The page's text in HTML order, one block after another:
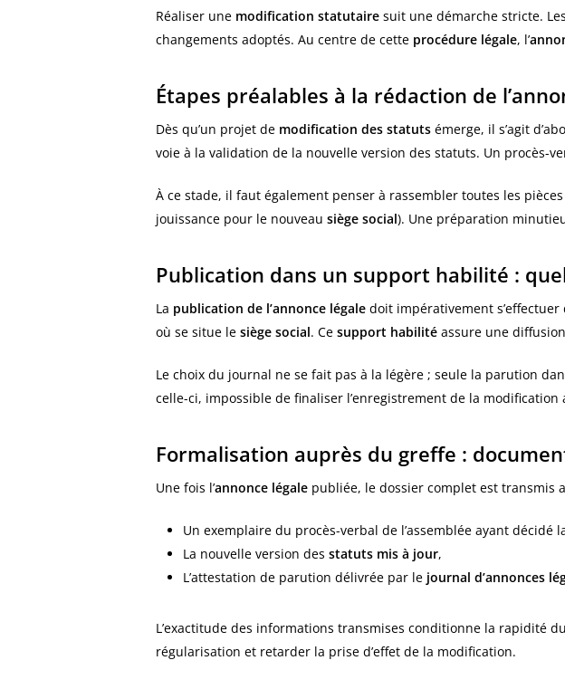
Réaliser une modification statutaire suit une démarche stricte.
changements adoptés. Au centre de cette procédure légale, l’
Étapes préalables à la rédaction de
Dès qu’un projet de modification des statuts émerge, il s’agit
voie à la validation de la nouvelle version des statuts. Un procès-
À ce stade, il faut également penser à rassembler toutes les
jouissance pour le nouveau siège social). Une préparation
Publication dans un support habilité :
La publication de l’annonce légale doit impérativement s’effectuer
où se situe le siège social. Ce support habilité assure une
Le choix du journal ne se fait pas à la légère ; seule la parution
celle-ci, impossible de finaliser l’enregistrement de la
Formalisation auprès du greffe :
Une fois l’annonce légale publiée, le dossier complet est transmis
Un exemplaire du procès-verbal de l’assemblée ayant décidé
La nouvelle version des statuts mis à jour,
L’attestation de parution délivrée par le journal d’annonces
L’exactitude des informations transmises conditionne la rapidité
régularisation et retarder la prise d’effet de la modification.